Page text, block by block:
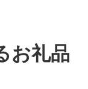
お礼品